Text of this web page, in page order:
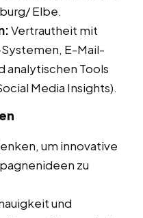
Elbe.
Vertrautheit mit
E-Mail-
analytischen Tools
Media Insights).
um innovative
zu
und